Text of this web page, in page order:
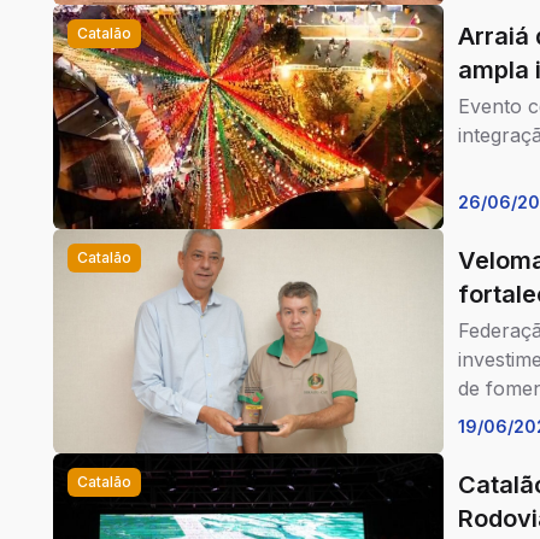
Catalão
Arraiá
ampla
Evento
26/06/
Catalão
de
19/06/
Catalão